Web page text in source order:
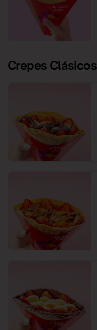
Crepes Clásicos